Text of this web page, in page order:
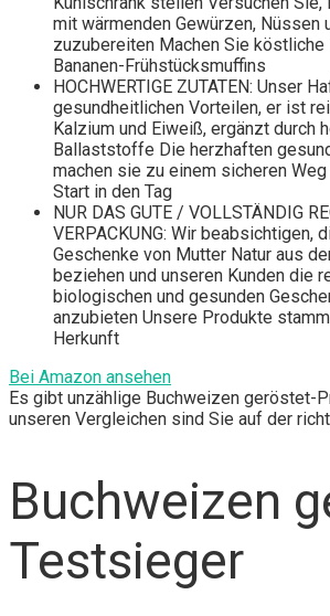
mit wärmenden Gewürzen, Nüssen
zuzubereiten Machen Sie köstliche
Bananen-Frühstücksmuffins
HOCHWERTIGE ZUTATEN: Unser
gesundheitlichen Vorteilen, er ist
Kalzium und Eiweiß, ergänzt durch
Ballaststoffe Die herzhaften
machen sie zu einem sicheren
Start in den Tag
NUR DAS GUTE / VOLLSTÄNDIG
VERPACKUNG: Wir beabsichtigen,
Geschenke von Mutter Natur aus
beziehen und unseren Kunden die
biologischen und gesunden
anzubieten Unsere Produkte
Herkunft
Bei Amazon ansehen
Es gibt unzählige Buchweizen geröstet-
unseren Vergleichen sind Sie auf der
Buchweizen
Testsieger